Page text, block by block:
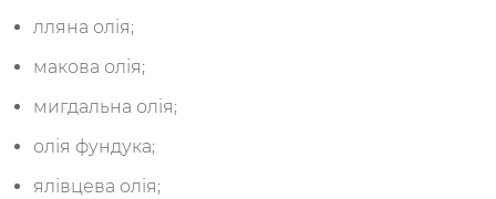
лляна олія;
макова олія;
мигдальна олія;
олія фундука;
ялівцева олія;